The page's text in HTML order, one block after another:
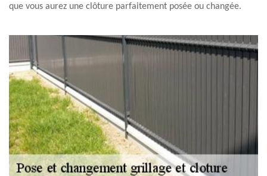
que vous aurez une clôture parfaitement posée ou changée.